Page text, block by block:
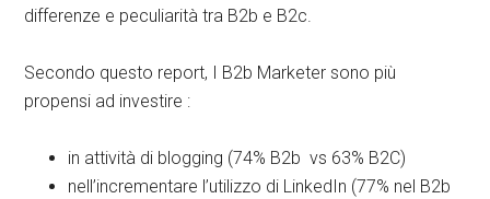
differenze e peculiarità tra B2b e B2c.
Secondo questo report, I B2b Marketer sono più
propensi ad investire :
in attività di blogging (74% B2b vs 63% B2C)
nell’incrementare l’utilizzo di LinkedIn (77% nel B2b